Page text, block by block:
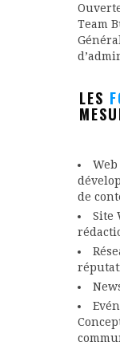
Team
LES
de
Site